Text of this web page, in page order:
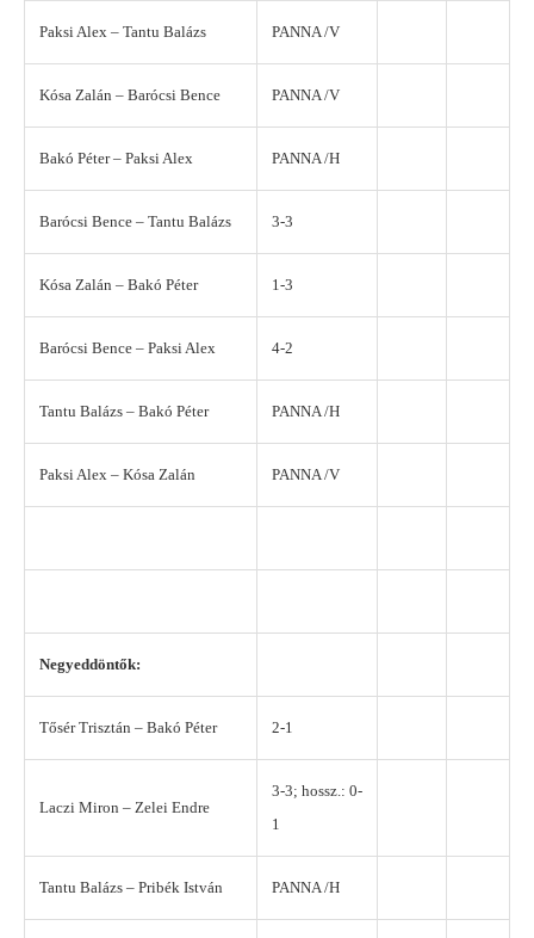
Paksi Alex – Tantu Balázs PANNA /V
Kósa Zalán – Barócsi Bence PANNA /V
Bakó Péter – Paksi Alex PANNA /H
Barócsi Bence – Tantu Balázs 3-3
Kósa Zalán – Bakó Péter 1-3
Barócsi Bence – Paksi Alex 4-2
Tantu Balázs – Bakó Péter PANNA /H
Paksi Alex – Kósa Zalán PANNA /V
Negyeddöntők:
Tősér Trisztán – Bakó Péter 2-1
Laczi Miron – Zelei Endre
3-3; hossz.: 0-
1
Tantu Balázs – Pribék István PANNA /H